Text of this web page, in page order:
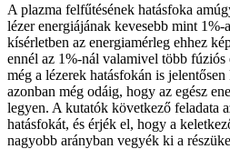
A plazma felfűtésének hatásfoka
lézer energiájának kevesebb mint
kísérletben az energiamérleg ehhez
ennél az 1%-nál valamivel több
még a lézerek hatásfokán is
azonban még odáig, hogy az egész
legyen. A kutatók következő feladata
hatásfokát, és érjék el, hogy a
nagyobb arányban vegyék ki a